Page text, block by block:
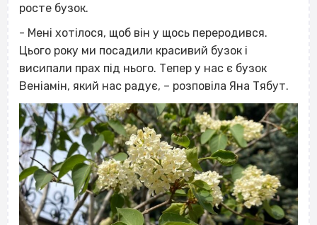
росте бузок.
- Мені хотілося, щоб він у щось переродився.
Цього року ми посадили красивий бузок і
висипали прах під нього. Тепер у нас є бузок
Веніамін, який нас радує, – розповіла Яна Тябут.